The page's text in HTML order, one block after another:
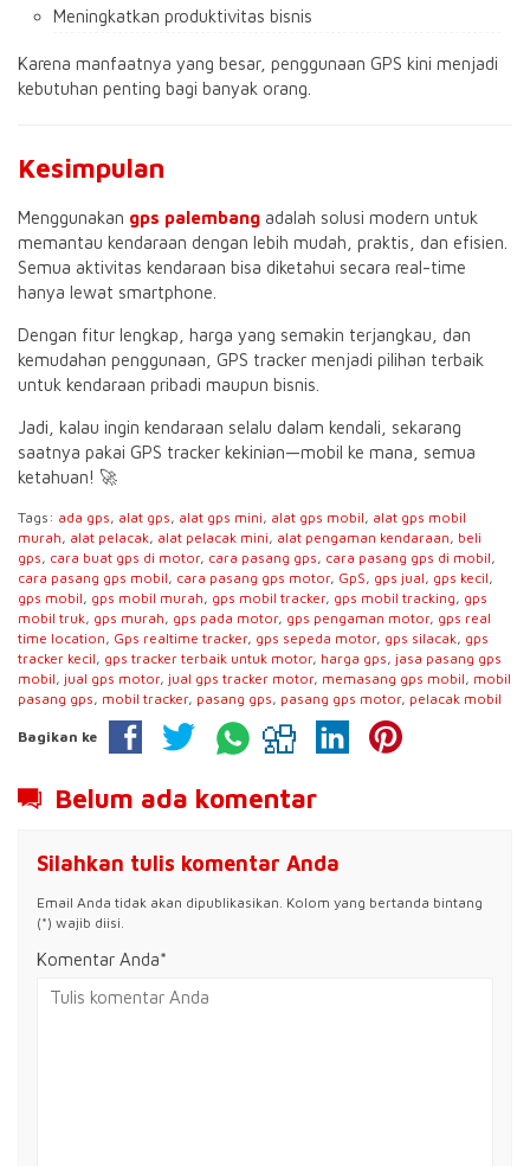
Meningkatkan produktivitas bisnis
Karena manfaatnya yang besar, penggunaan GPS kini menjadi
kebutuhan penting bagi banyak orang.
Kesimpulan
Menggunakan gps palembang adalah solusi modern untuk
memantau kendaraan dengan lebih mudah, praktis, dan efisien.
Semua aktivitas kendaraan bisa diketahui secara real-time
hanya lewat smartphone.
Dengan fitur lengkap, harga yang semakin terjangkau, dan
kemudahan penggunaan, GPS tracker menjadi pilihan terbaik
untuk kendaraan pribadi maupun bisnis.
Jadi, kalau ingin kendaraan selalu dalam kendali, sekarang
saatnya pakai GPS tracker kekinian—mobil ke mana, semua
ketahuan! 🚀
Tags: ada gps, alat gps, alat gps mini, alat gps mobil, alat gps mobil
murah, alat pelacak, alat pelacak mini, alat pengaman kendaraan, beli
gps, cara buat gps di motor, cara pasang gps, cara pasang gps di mobil,
cara pasang gps mobil, cara pasang gps motor, GpS, gps jual, gps kecil,
gps mobil, gps mobil murah, gps mobil tracker, gps mobil tracking, gps
mobil truk, gps murah, gps pada motor, gps pengaman motor, gps real
time location, Gps realtime tracker, gps sepeda motor, gps silacak, gps
tracker kecil, gps tracker terbaik untuk motor, harga gps, jasa pasang gps
mobil, jual gps motor, jual gps tracker motor, memasang gps mobil, mobil
pasang gps, mobil tracker, pasang gps, pasang gps motor, pelacak mobil
Bagikan ke
Belum ada komentar
Silahkan tulis komentar Anda
Email Anda tidak akan dipublikasikan. Kolom yang bertanda bintang
(*) wajib diisi.
Komentar Anda*